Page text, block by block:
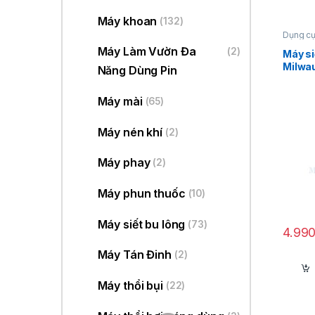
Dụng
lông,
12V,
Máy
Máy khoan (132)
Máy Làm Vườn Đa
Năng Dùng Pin
(2)
Máy mài (65)
Máy nén khí (2)
Máy phay (2)
Máy phun thuốc (10)
Máy siết bu lông (73)
Máy Tán Đinh (2)
Máy thổi bụi (22)